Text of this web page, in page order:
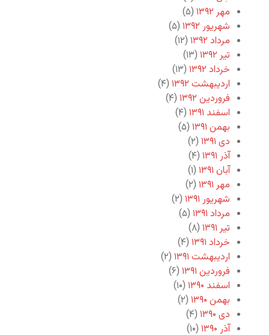
مهر ۱۳۹۲
(۵)
شهریور ۱۳۹۲
(۵)
مرداد ۱۳۹۲
(۱۲)
تیر ۱۳۹۲
(۱۳)
خرداد ۱۳۹۲
(۱۳)
اردیبهشت ۱۳۹۲
(۴)
فروردین ۱۳۹۲
(۴)
اسفند ۱۳۹۱
(۴)
بهمن ۱۳۹۱
(۵)
دی ۱۳۹۱
(۲)
آذر ۱۳۹۱
(۴)
آبان ۱۳۹۱
(۱)
مهر ۱۳۹۱
(۲)
شهریور ۱۳۹۱
(۲)
مرداد ۱۳۹۱
(۵)
تیر ۱۳۹۱
(۸)
خرداد ۱۳۹۱
(۴)
اردیبهشت ۱۳۹۱
(۲)
فروردین ۱۳۹۱
(۶)
اسفند ۱۳۹۰
(۱۰)
بهمن ۱۳۹۰
(۲)
دی ۱۳۹۰
(۴)
آذر ۱۳۹۰
(۱۰)